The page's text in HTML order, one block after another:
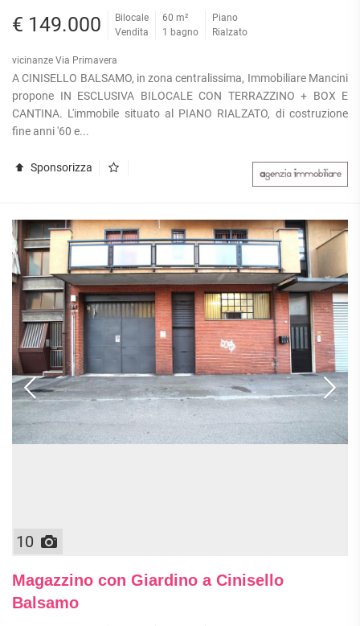
€ 149.000
Bilocale
Vendita
60 m²
1 bagno
Piano
Rialzato
vicinanze Via Primavera
A CINISELLO BALSAMO, in zona centralissima, Immobiliare Mancini
propone IN ESCLUSIVA BILOCALE CON TERRAZZINO + BOX E
CANTINA. L'immobile situato al PIANO RIALZATO, di costruzione
fine anni '60 e...
Sponsorizza
10
Magazzino con Giardino a Cinisello
Balsamo